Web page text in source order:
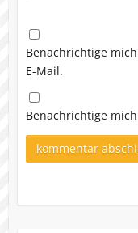
Benachrichtige
E-Mail.
Benachrichtige